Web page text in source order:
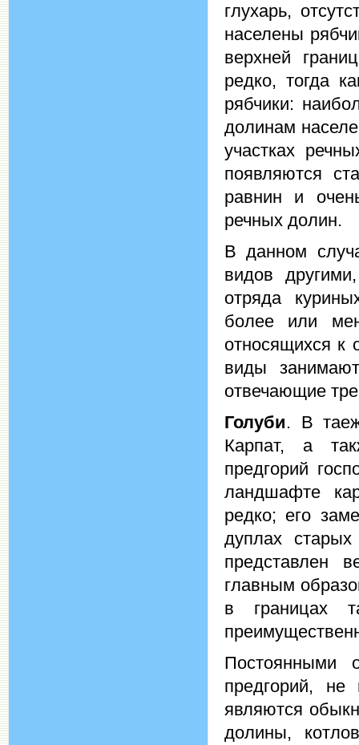
глухарь,
населены
верхней
редко, тогда
рябчики:
долинам
участках
появляются
равнин и
речных долин.
В данном
видов
отряда
более или
относящихся к
виды
отвечающие
Голуби. В
Карпат, а
предгорий
ландшафте
редко; его
дуплах
представлен
главным
в границах
Постоянными
предгорий,
являются
долины,